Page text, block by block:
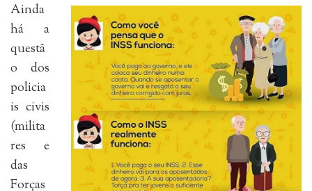
Ainda
há a
questã
o dos
policia
is civis
(milita
res e
das
Forças